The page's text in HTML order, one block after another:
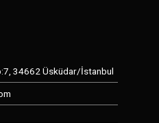
34662 Üsküdar/İstanbul